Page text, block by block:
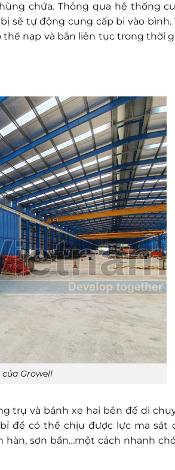
chứa. Thông qua hệ thống
sẽ tự động cung cấp bi vào bình.
nạp và bắn liên tục trong thời
Growell
trụ và bánh xe hai bên để di
để có thể chịu được lực ma sát
hàn, sơn bẩn…một cách nhanh